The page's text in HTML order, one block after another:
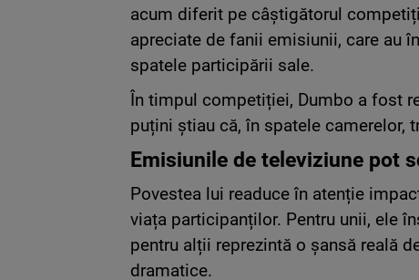
acum diferit pe câștigătorul
apreciate de fanii emisiunii, care au
spatele participării sale.
În timpul competiției, Dumbo a fost
puțini știau că, în spatele camerelor,
Emisiunile de televiziune pot
Povestea lui readuce în atenție
viața participanților. Pentru unii, ele
pentru alții reprezintă o șansă reală
dramatice.